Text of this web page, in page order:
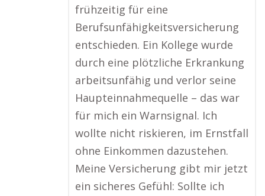
frühzeitig für eine
Berufsunfähigkeitsversicherung
entschieden. Ein Kollege wurde
durch eine plötzliche Erkrankung
arbeitsunfähig und verlor seine
Haupteinnahmequelle – das war
für mich ein Warnsignal. Ich
wollte nicht riskieren, im Ernstfall
ohne Einkommen dazustehen.
Meine Versicherung gibt mir jetzt
ein sicheres Gefühl: Sollte ich